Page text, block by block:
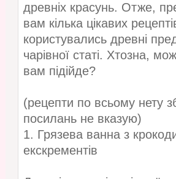
древніх красунь. Отже,
вам кілька цікавих
користувались древні
чарівної статі. Хтозна,
вам підійде?
(рецепти по всьому нету
посилань не вказую)
1. Грязева ванна з
екскрементів